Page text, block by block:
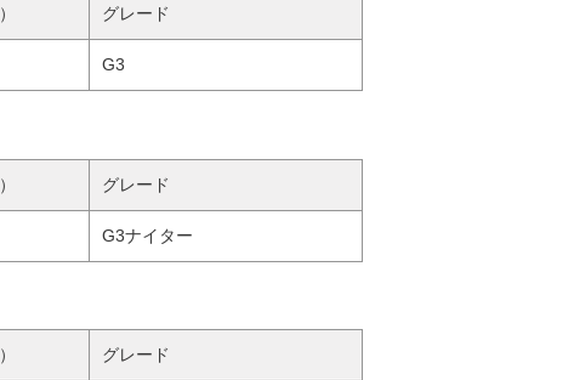
） グレード
G3
） グレード
G3ナイター
） グレード